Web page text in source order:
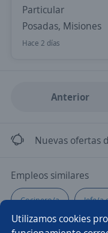
Utilizamos cookies
Particular
Posadas, Misiones
Hace 2 días
Anterior
Nuevas ofertas
Empleos similares
Cocinero/a Jefe/a
Gerente de